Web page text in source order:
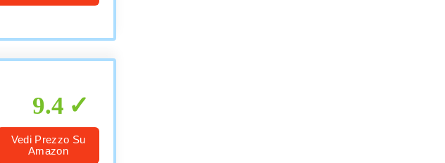
9.4
Vedi Prezzo Su
Amazon